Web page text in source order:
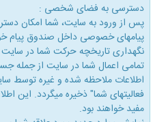
دسترسی به فضای شخصی :
پس از ورود به سایت، شما امكان
پیامهای خصوصی داخل صندوق پیام
نگهداری تاریخچه حركت شما در
تمامی اعمال شما در سایت از جمله
اطلاعات ملاحظه شده و غیره توسط
فعالیتهای شما" ذخیره میگردد. این
مفید خواهند بود.